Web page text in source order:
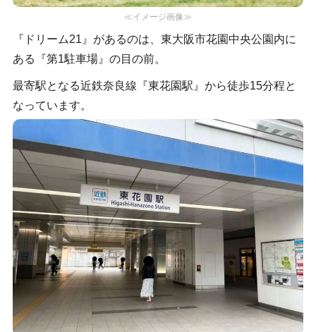
≪イメージ画像≫
『ドリーム21』があるのは、東大阪市花園中央公園内に
ある『第1駐車場』の目の前。
最寄駅となる近鉄奈良線『東花園駅』から徒歩15分程と
なっています。